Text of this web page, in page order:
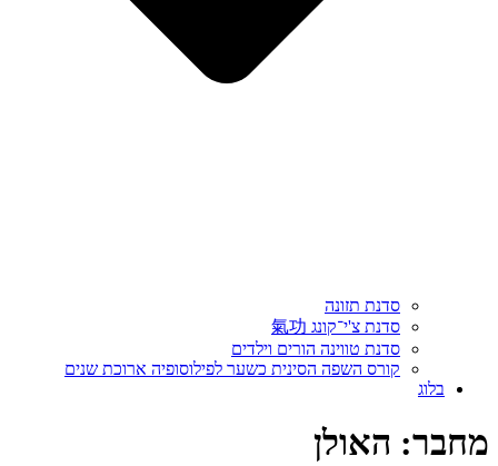
סדנת תזונה
סדנת צ'י־קונג 氣功
סדנת טווינה הורים וילדים
קורס השפה הסינית כשער לפילוסופיה ארוכת שנים
בלוג
מחבר: האולן